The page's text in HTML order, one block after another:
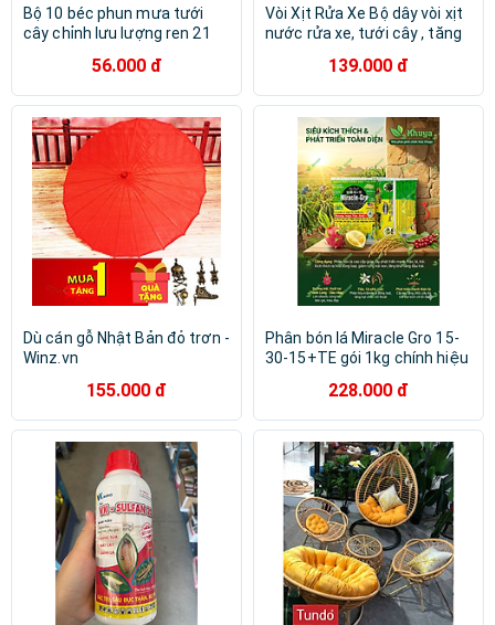
Bộ 10 béc phun mưa tưới
cây chỉnh lưu lượng ren 21
56.000 đ
Vòi Xịt Rửa Xe️ Bộ dây vòi xịt
nước rửa xe, tưới cây , tăng
206587 cút sập, nối PE
139.000 đ
Dù cán gỗ Nhật Bản đỏ trơn -
Winz.vn
155.000 đ
Phân bón lá Miracle Gro 15-
30-15+TE gói 1kg chính hiệu
228.000 đ